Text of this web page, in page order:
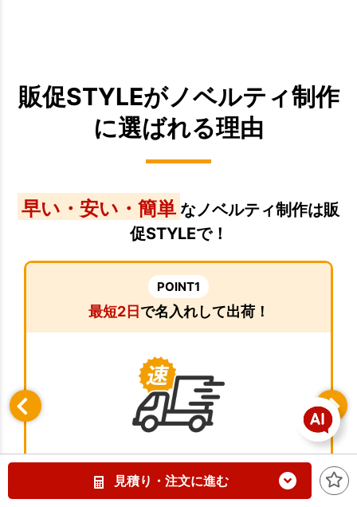
見積り・注文に進む
販促STYLEがノベルティ制作
に選ばれる理由
早い・安い・簡単 なノベルティ制作は販
促STYLEで！
POINT1
最短2日 で名入れして出荷！
至急ノベルティが欲しい方へ！
販促STYLEなら最短2日で名入れノベルティを発